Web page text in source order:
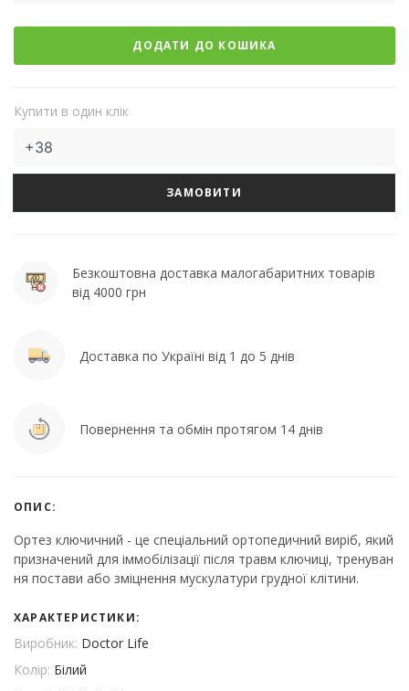
ДОДАТИ ДО КОШИКА
Купити в один клік
ЗАМОВИТИ
Безкоштовна доставка малогабаритних товарів
від 4000 грн
Доставка по Україні від 1 до 5 днів
Повернення та обмін протягом 14 днів
ОПИС:
Ортез ключичний - це спеціальний ортопедичний виріб, який
призначений для іммобілізації після травм ключиці, тренуван
ня постави або зміцнення мускулатури грудної клітини.
ХАРАКТЕРИСТИКИ:
Виробник: Doctor Life
Колір: Білий